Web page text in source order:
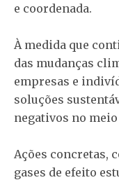
e coordenada.
À medida que
das mudanças
empresas e
soluções
negativos no
Ações concretas,
gases de efeito